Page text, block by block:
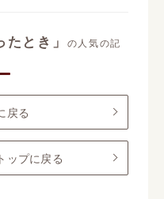
とき」
の人気の記
戻る
ップに戻る